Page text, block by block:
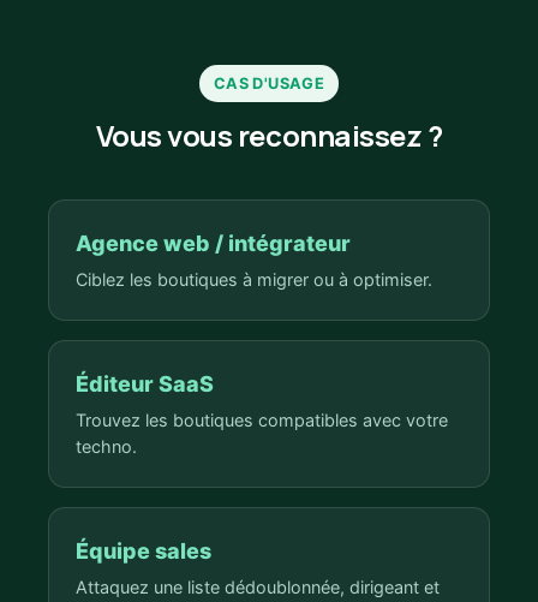
CAS D'USAGE
Vous vous reconnaissez ?
Agence web / intégrateur
Ciblez les boutiques à migrer ou à optimiser.
Éditeur SaaS
Trouvez les boutiques compatibles avec votre
techno.
Équipe sales
Attaquez une liste dédoublonnée, dirigeant et